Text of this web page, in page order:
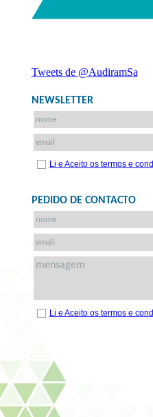
Tweets de @AudiramSa
NEWSLETTER
Li e Aceito os termos e
PEDIDO DE CONTACTO
Li e Aceito os termos e